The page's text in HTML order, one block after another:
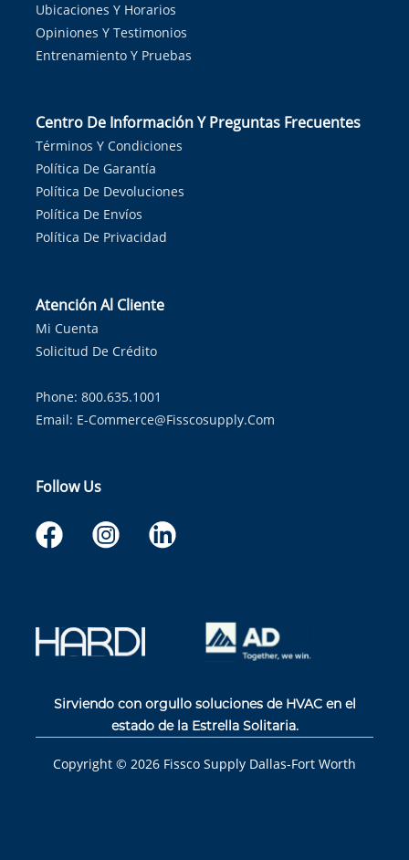
Ubicaciones Y Horarios
Opiniones Y Testimonios
Entrenamiento Y Pruebas
Centro De Información Y Preguntas Frecuentes
Términos Y Condiciones
Política De Garantía
Política De Devoluciones
Política De Envíos
Política De Privacidad
Atención Al Cliente
Mi Cuenta
Solicitud De Crédito
Phone: 800.635.1001
Email: E-Commerce@fisscosupply.com
Follow Us
Sirviendo con orgullo soluciones de HVAC en el
estado de la Estrella Solitaria.
Copyright © 2026 Fissco Supply Dallas-Fort Worth